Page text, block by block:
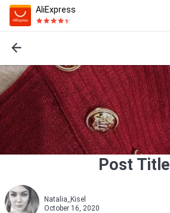
AliExpress
Post Title
Natalia_Kisel
October 16, 2020